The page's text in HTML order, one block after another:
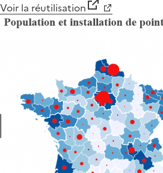
Voir la réutilisation